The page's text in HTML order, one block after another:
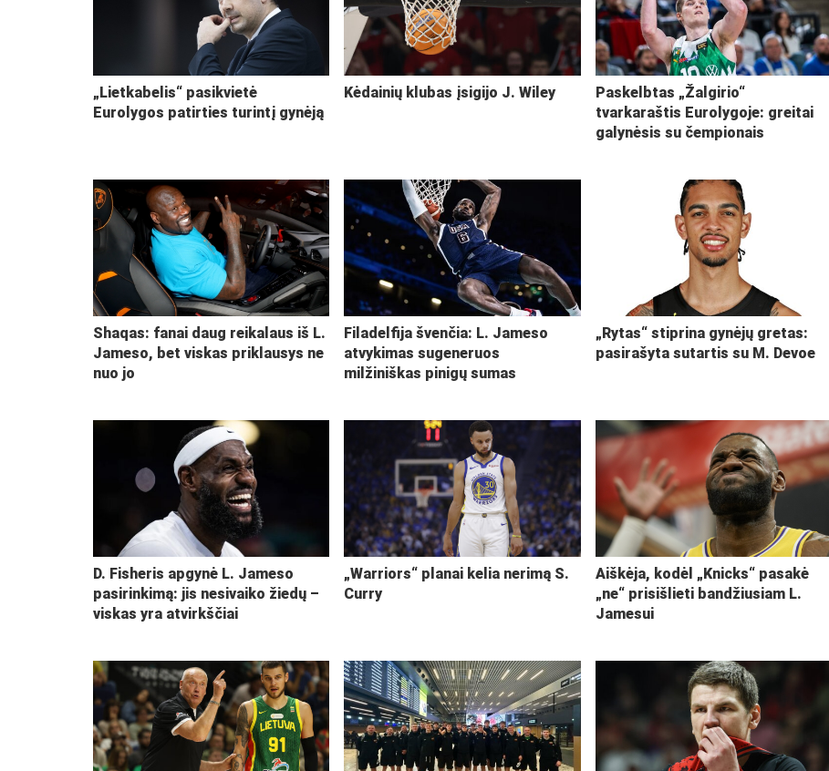
„Lietkabelis“ pasikvietė
Eurolygos patirties turintį gynėją
Kėdainių klubas įsigijo J. Wiley
Paskelbtas „Žalgirio“
tvarkaraštis Eurolygoje: greitai
galynėsis su čempionais
Shaqas: fanai daug reikalaus iš L.
Jameso, bet viskas priklausys ne
nuo jo
Filadelfija švenčia: L. Jameso
atvykimas sugeneruos
milžiniškas pinigų sumas
„Rytas“ stiprina gynėjų gretas:
pasirašyta sutartis su M. Devoe
D. Fisheris apgynė L. Jameso
pasirinkimą: jis nesivaiko žiedų –
viskas yra atvirkščiai
„Warriors“ planai kelia nerimą S.
Curry
Aiškėja, kodėl „Knicks“ pasakė
„ne“ prisišlieti bandžiusiam L.
Jamesui